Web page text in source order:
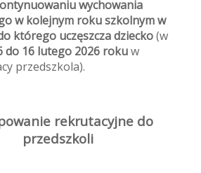
wychowania
w kolejnym roku szkolnym w
którego uczęszcza dziecko(w
do 16 lutego 2026 rokuw
przedszkola).
rekrutacyjne do
przedszkoli